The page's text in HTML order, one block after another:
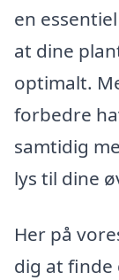
en
at dine
optimalt.
forbedre
samtidig
lys til dine
Her på
dig at